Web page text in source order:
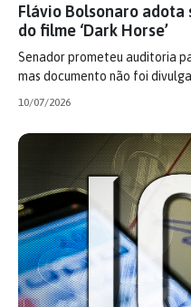
Flávio Bolsonaro
do filme ‘Dark Horse’
Senador prometeu auditoria
mas documento não foi
10/07/2026